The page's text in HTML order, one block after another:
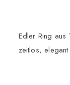
Edler Ring
zeitlos,